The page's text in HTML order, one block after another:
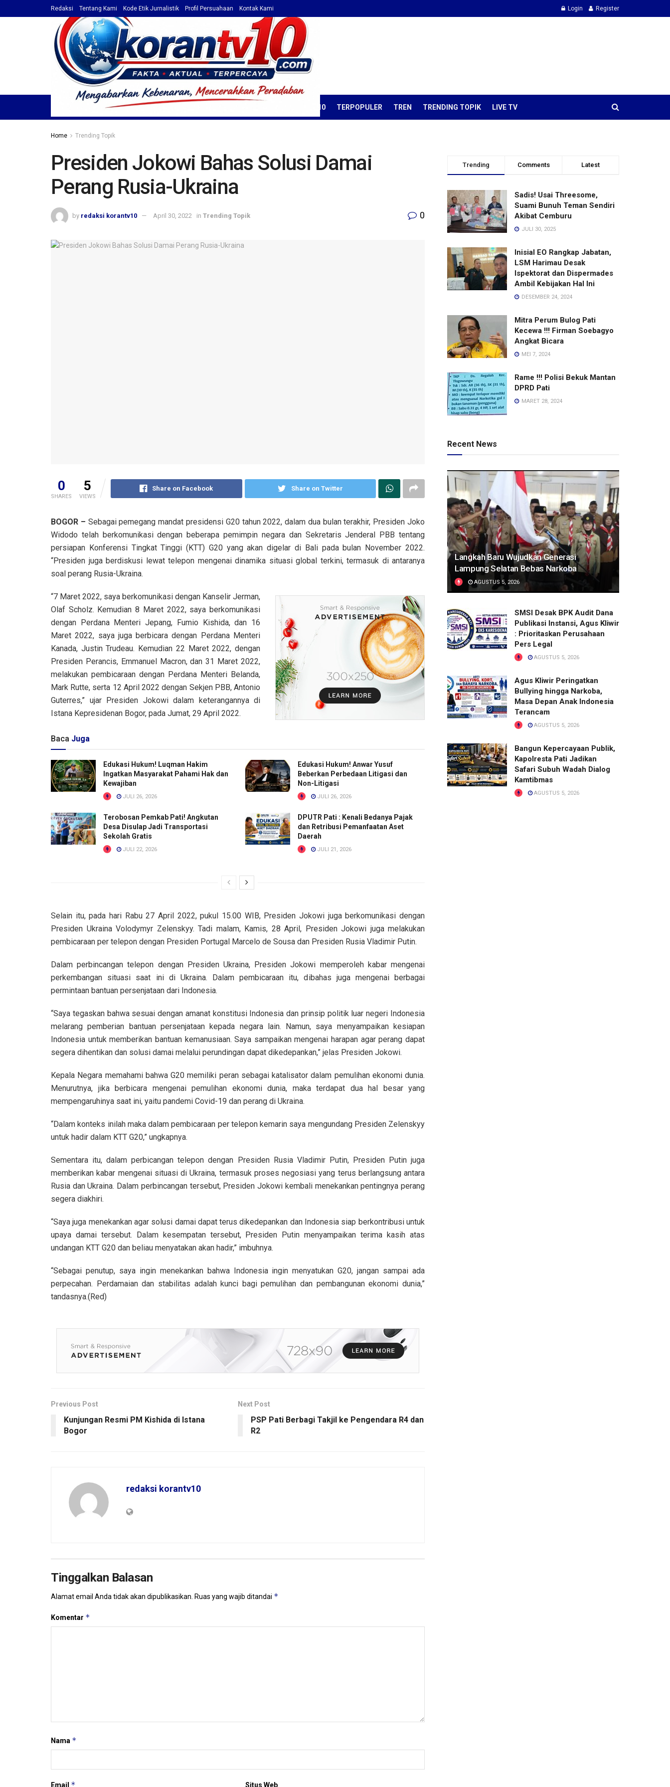
Redaksi Tentang Kami Kode Etik Jurnalistik Profil Persuahaan Kontak Kami Login Register
TOP NEWS BERITA KORAN TV10 TERPOPULER TREN TRENDING TOPIK LIVE TV
Home Trending Topik
Presiden Jokowi Bahas Solusi Damai
Perang Rusia-Ukraina
by redaksi korantv10 April 30, 2022 in Trending Topik 0
0
SHARES
5
VIEWS
Share on Facebook Share on Twitter
BOGOR – Sebagai pemegang mandat presidensi G20 tahun 2022, dalam dua bulan terakhir, Presiden Joko
Widodo telah berkomunikasi dengan beberapa pemimpin negara dan Sekretaris Jenderal PBB tentang
persiapan Konferensi Tingkat Tinggi (KTT) G20 yang akan digelar di Bali pada bulan November 2022.
“Presiden juga berdiskusi lewat telepon mengenai dinamika situasi global terkini, termasuk di antaranya
soal perang Rusia-Ukraina.
“7 Maret 2022, saya berkomunikasi dengan Kanselir Jerman,
Olaf Scholz. Kemudian 8 Maret 2022, saya berkomunikasi
dengan Perdana Menteri Jepang, Fumio Kishida, dan 16
Maret 2022, saya juga berbicara dengan Perdana Menteri
Kanada, Justin Trudeau. Kemudian 22 Maret 2022, dengan
Presiden Perancis, Emmanuel Macron, dan 31 Maret 2022,
melakukan pembicaraan dengan Perdana Menteri Belanda,
Mark Rutte, serta 12 April 2022 dengan Sekjen PBB, Antonio
Guterres,” ujar Presiden Jokowi dalam keterangannya di
Istana Kepresidenan Bogor, pada Jumat, 29 April 2022.
Baca Juga
Edukasi Hukum! Luqman Hakim
Ingatkan Masyarakat Pahami Hak dan
Kewajiban
JULI 26, 2026
Edukasi Hukum! Anwar Yusuf
Beberkan Perbedaan Litigasi dan
Non-Litigasi
JULI 26, 2026
Terobosan Pemkab Pati! Angkutan
Desa Disulap Jadi Transportasi
Sekolah Gratis
JULI 22, 2026
DPUTR Pati : Kenali Bedanya Pajak
dan Retribusi Pemanfaatan Aset
Daerah
JULI 21, 2026
Selain itu, pada hari Rabu 27 April 2022, pukul 15.00 WIB, Presiden Jokowi juga berkomunikasi dengan
Presiden Ukraina Volodymyr Zelenskyy. Tadi malam, Kamis, 28 April, Presiden Jokowi juga melakukan
pembicaraan per telepon dengan Presiden Portugal Marcelo de Sousa dan Presiden Rusia Vladimir Putin.
Dalam perbincangan telepon dengan Presiden Ukraina, Presiden Jokowi memperoleh kabar mengenai
perkembangan situasi saat ini di Ukraina. Dalam pembicaraan itu, dibahas juga mengenai berbagai
permintaan bantuan persenjataan dari Indonesia.
“Saya tegaskan bahwa sesuai dengan amanat konstitusi Indonesia dan prinsip politik luar negeri Indonesia
melarang pemberian bantuan persenjataan kepada negara lain. Namun, saya menyampaikan kesiapan
Indonesia untuk memberikan bantuan kemanusiaan. Saya sampaikan mengenai harapan agar perang dapat
segera dihentikan dan solusi damai melalui perundingan dapat dikedepankan,” jelas Presiden Jokowi.
Kepala Negara memahami bahwa G20 memiliki peran sebagai katalisator dalam pemulihan ekonomi dunia.
Menurutnya, jika berbicara mengenai pemulihan ekonomi dunia, maka terdapat dua hal besar yang
mempengaruhinya saat ini, yaitu pandemi Covid-19 dan perang di Ukraina.
“Dalam konteks inilah maka dalam pembicaraan per telepon kemarin saya mengundang Presiden Zelenskyy
untuk hadir dalam KTT G20,” ungkapnya.
Sementara itu, dalam perbicangan telepon dengan Presiden Rusia Vladimir Putin, Presiden Putin juga
memberikan kabar mengenai situasi di Ukraina, termasuk proses negosiasi yang terus berlangsung antara
Rusia dan Ukraina. Dalam perbincangan tersebut, Presiden Jokowi kembali menekankan pentingnya perang
segera diakhiri.
“Saya juga menekankan agar solusi damai dapat terus dikedepankan dan Indonesia siap berkontribusi untuk
upaya damai tersebut. Dalam kesempatan tersebut, Presiden Putin menyampaikan terima kasih atas
undangan KTT G20 dan beliau menyatakan akan hadir,” imbuhnya.
“Sebagai penutup, saya ingin menekankan bahwa Indonesia ingin menyatukan G20, jangan sampai ada
perpecahan. Perdamaian dan stabilitas adalah kunci bagi pemulihan dan pembangunan ekonomi dunia,”
tandasnya.(Red)
Previous Post
Kunjungan Resmi PM Kishida di Istana
Bogor
Next Post
PSP Pati Berbagi Takjil ke Pengendara R4 dan
R2
redaksi korantv10
Tinggalkan Balasan
Alamat email Anda tidak akan dipublikasikan. Ruas yang wajib ditandai *
Komentar *
Nama *
Email * Situs Web
Trending Comments Latest
Sadis! Usai Threesome,
Suami Bunuh Teman Sendiri
Akibat Cemburu
JULI 30, 2025
Inisial EO Rangkap Jabatan,
LSM Harimau Desak
Ispektorat dan Dispermades
Ambil Kebijakan Hal Ini
DESEMBER 24, 2024
Mitra Perum Bulog Pati
Kecewa !!! Firman Soebagyo
Angkat Bicara
MEI 7, 2024
Rame !!! Polisi Bekuk Mantan
DPRD Pati
MARET 28, 2024
Recent News
Langkah Baru Wujudkan Generasi
Lampung Selatan Bebas Narkoba
AGUSTUS 5, 2026
SMSI Desak BPK Audit Dana
Publikasi Instansi, Agus Kliwir
: Prioritaskan Perusahaan
Pers Legal
AGUSTUS 5, 2026
Agus Kliwir Peringatkan
Bullying hingga Narkoba,
Masa Depan Anak Indonesia
Terancam
AGUSTUS 5, 2026
Bangun Kepercayaan Publik,
Kapolresta Pati Jadikan
Safari Subuh Wadah Dialog
Kamtibmas
AGUSTUS 5, 2026